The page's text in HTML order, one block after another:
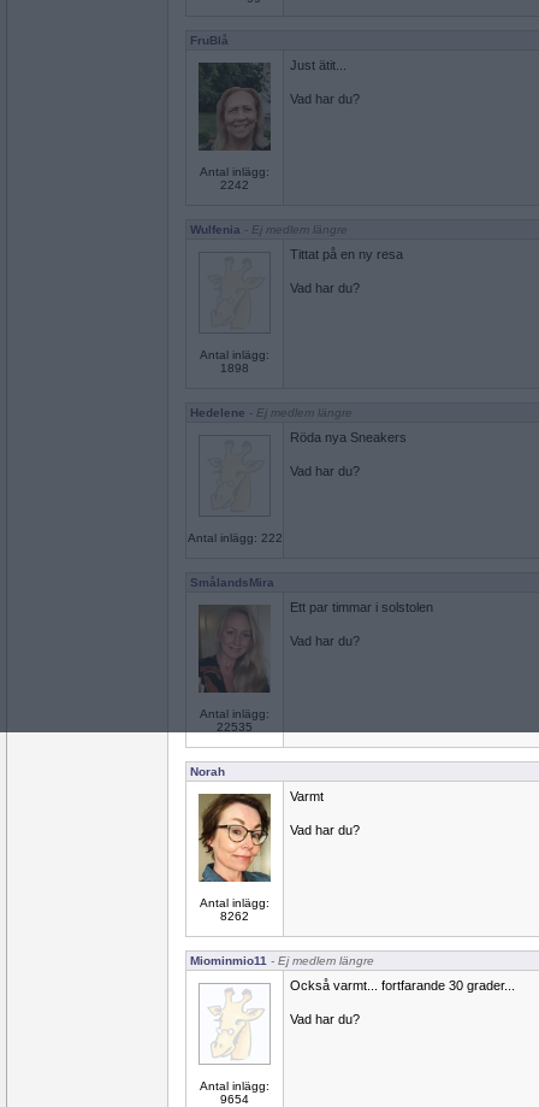
FruBlå
Antal inlägg:
2242
Just ätit...
Vad har du?
Wulfenia - Ej medlem längre
Antal inlägg:
1898
Tittat på en ny resa
Vad har du?
Hedelene - Ej medlem längre
Antal inlägg: 222
Röda nya Sneakers
Vad har du?
SmålandsMira
Antal inlägg:
22535
Ett par timmar i solstolen
Vad har du?
Norah
Antal inlägg:
8262
Varmt
Vad har du?
Miominmio11 - Ej medlem längre
Antal inlägg:
9654
Också varmt... fortfarande 30 grader...
Vad har du?